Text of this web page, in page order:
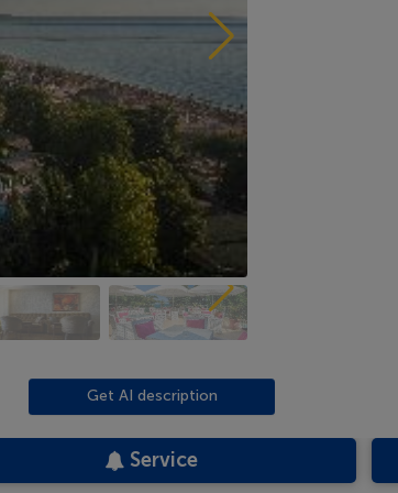
Get AI description
Service